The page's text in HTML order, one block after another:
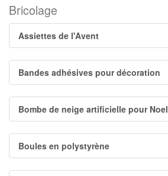
Bricolage
Assiettes de l'Avent
Bandes adhésives pour décoration
Bombe de neige artificielle pour Noel
Boules en polystyrène